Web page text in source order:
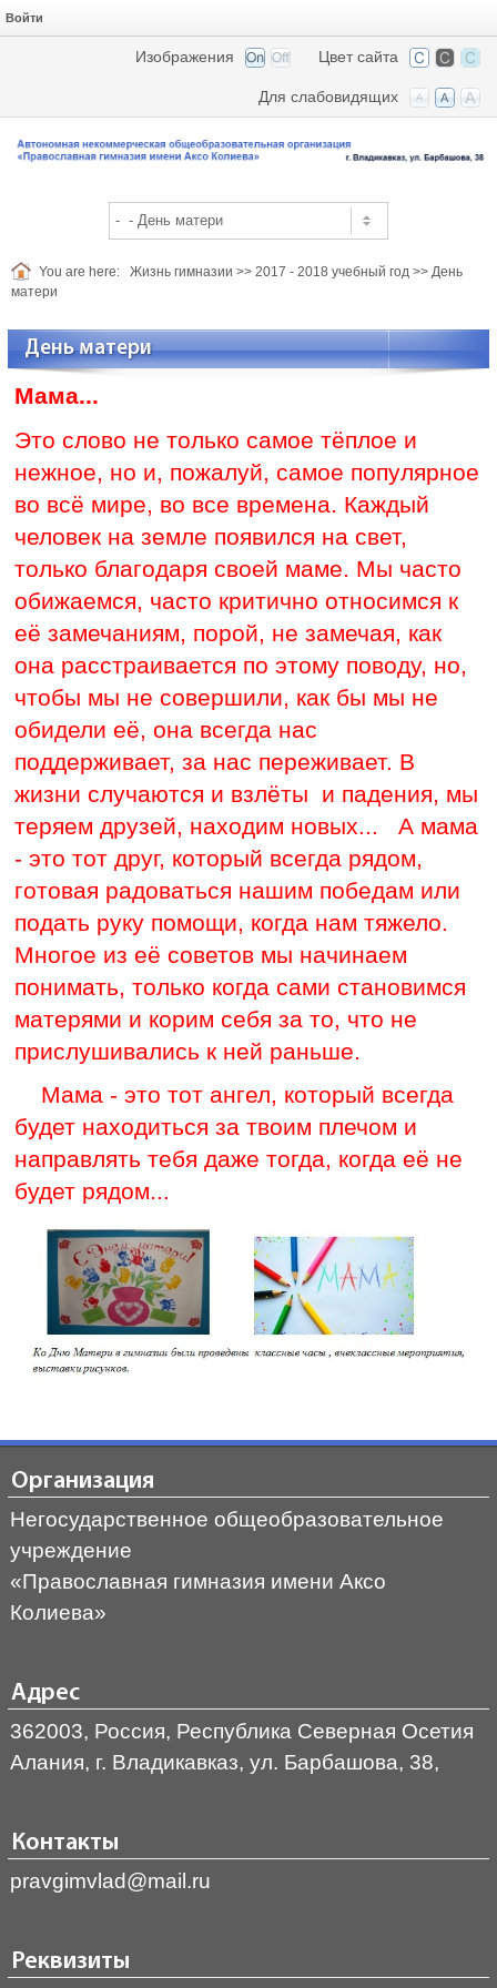
Войти
Цвет сайта
Изображения
Для слабовидящих
You are here: Жизнь гимназии >> 2017 - 2018 учебный год >> День
матери
День матери
Мама...
Это слово не только самое тёплое и
нежное, но и, пожалуй, самое популярное
во всё мире, во все времена. Каждый
человек на земле появился на свет,
только благодаря своей маме. Мы часто
обижаемся, часто критично относимся к
её замечаниям, порой, не замечая, как
она расстраивается по этому поводу, но,
чтобы мы не совершили, как бы мы не
обидели её, она всегда нас
поддерживает, за нас переживает. В
жизни случаются и взлёты и падения, мы
теряем друзей, находим новых... А мама
- это тот друг, который всегда рядом,
готовая радоваться нашим победам или
подать руку помощи, когда нам тяжело.
Многое из её советов мы начинаем
понимать, только когда сами становимся
матерями и корим себя за то, что не
прислушивались к ней раньше.
Мама - это тот ангел, который всегда
будет находиться за твоим плечом и
направлять тебя даже тогда, когда её не
будет рядом...
Организация
Негосударственное общеобразовательное
учреждение
«Православная гимназия имени Аксо
Колиева»
Адрес
362003, Россия, Республика Северная Осетия
Алания, г. Владикавказ, ул. Барбашова, 38,
Контакты
pravgimvlad@mail.ru
Реквизиты